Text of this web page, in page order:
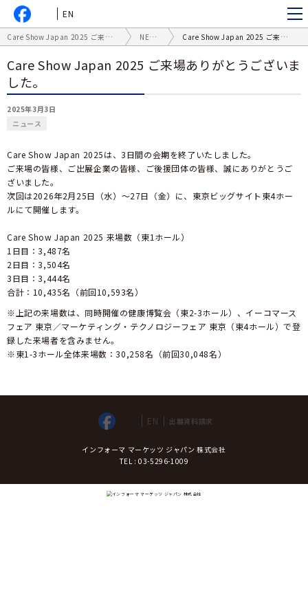
EN
Care Show Japan 2025 ご来場ありがとうございました。 NEWS Care Show Japan 2025 ご来場ありがとうございました。
Care Show Japan 2025 ご来場ありがとうございま
した。
2025年3月3日
ニュース
Care Show Japan 2025は、3日間の会期を終了いたしました。
ご来場の皆様、ご出展企業の皆様、ご後援団体の皆様、誠にありがとうご
ざいました。
次回は2026年2月25日（水）～27日（金）に、東京ビッグサイト東4ホー
ルにて開催します。
Care Show Japan 2025 来場数（東1ホール）
1日目：3,487名
2日目：3,504名
3日目：3,444名
合計：10,435名（前回10,593名）
※上記の来場数は、同時開催の健康博覧会（東2-3ホール）、イーコマース
フェア 東京／マーケティング・テクノロジーフェア 東京（東4ホール）で登
録した来場者を含みません。
※東1-3ホール全体来場数：30,258名（前回30,048名）
EN 出展資料請求
インフォーマ マーケッツ ジャパン 株式会社
TEL : 03-5296-1009